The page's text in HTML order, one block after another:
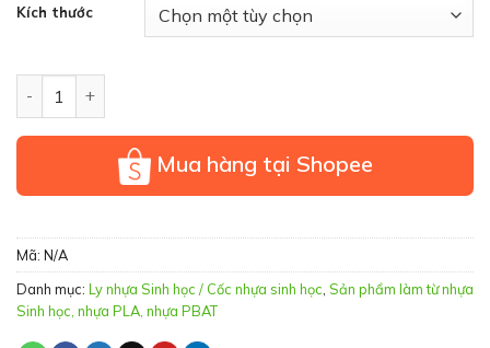
Kích thước
Mua hàng tại Shopee
Mã: N/A
Danh mục: Ly nhựa Sinh học / Cốc nhựa sinh học, Sản phẩm làm từ nhựa
Sinh học, nhựa PLA, nhựa PBAT